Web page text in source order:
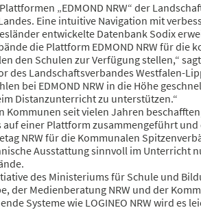
„EDMOND NRW“ der
Eine intuitive Navigation mit
entwickelte Datenbank Sodix
die Plattform EDMOND NRW für die
den Schulen zur Verfügung stellen,“
des Landschaftsverbandes Westfalen-
bei EDMOND NRW in die Höhe
Distanzunterricht zu unterstützen.“
Kommunen seit vielen Jahren
einer Plattform zusammengeführt
NRW für die Kommunalen
Ausstattung sinnvoll im Unterricht
des Ministeriums für Schule und
der Medienberatung NRW und der
Systeme wie LOGINEO NRW wird es